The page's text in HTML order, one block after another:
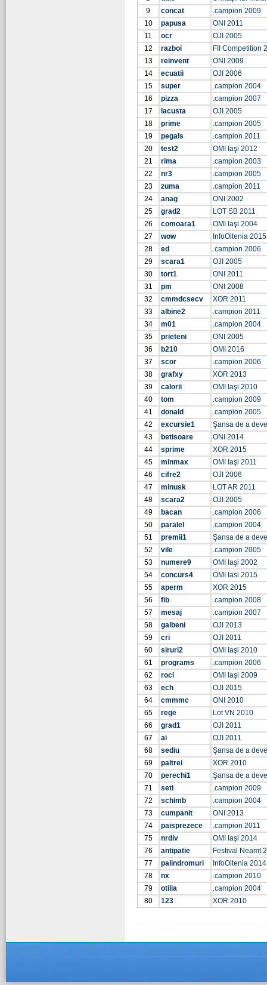
9
concat
.campion 2009
10
papusa
ONI 2011
11
ocr
OJI 2005
12
razboi
FII Competition
13
reinvent
ONI 2009
14
ecuatii
OJI 2006
15
super
.campion 2004
16
pizza
.campion 2007
17
lacusta
OJI 2005
18
prime
.campion 2005
19
pegals
.campion 2011
20
test2
OMI Iaşi 2012
21
rima
.campion 2003
22
nr3
.campion 2005
23
zuma
.campion 2011
24
anag
ONI 2002
25
grad2
LOT SB 2011
26
comoara1
OMI Iaşi 2004
27
wow
InfoOltenia 2015
28
ed
.campion 2006
29
scara1
OJI 2005
30
tort1
ONI 2011
31
pm
ONI 2008
32
cmmdcsecv
XOR 2011
33
albine2
.campion 2011
34
m01
.campion 2004
35
prieteni
ONI 2005
36
b210
OMI 2016
37
scor
.campion 2006
38
grafxy
XOR 2013
39
calorii
OMI Iaşi 2010
40
tom
.campion 2009
41
donald
.campion 2005
42
excursie1
Şansa de a
43
betisoare
ONI 2014
44
sprime
XOR 2015
45
minmax
OMI Iaşi 2011
46
cifre2
OJI 2006
47
minusk
LOT AR 2011
48
scara2
OJI 2005
49
bacan
.campion 2006
50
paralel
.campion 2004
51
premii1
Şansa de a
52
vile
.campion 2005
53
numere9
OMI Iaşi 2002
54
concurs4
OMI Iasi 2015
55
aperm
XOR 2015
56
fib
.campion 2008
57
mesaj
.campion 2007
58
galbeni
OJI 2013
59
cri
OJI 2011
60
siruri2
OMI Iaşi 2010
61
programs
.campion 2006
62
roci
OMI Iaşi 2009
63
ech
OJI 2015
64
cmmmc
ONI 2010
65
rege
Lot VN 2010
66
grad1
OJI 2011
67
ai
OJI 2011
68
sediu
Şansa de a
69
paltrei
XOR 2010
70
perechi1
Şansa de a
71
seti
.campion 2009
72
schimb
.campion 2004
73
cumpanit
ONI 2013
74
paisprezece
.campion 2011
75
nrdiv
OMI Iaşi 2014
76
antipatie
Festival Neamt
77
palindromuri
InfoOltenia 2014
78
nx
.campion 2010
79
otilia
.campion 2004
80
123 XOR 2010